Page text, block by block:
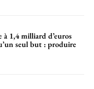
1,4 milliard d’euros
seul but : produire